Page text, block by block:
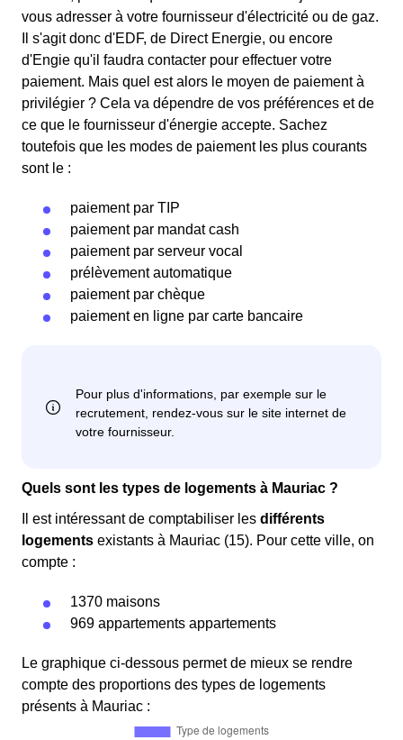
vous adresser à votre fournisseur d'électricité ou de gaz.
Il s'agit donc d'EDF, de Direct Energie, ou encore
d'Engie qu'il faudra contacter pour effectuer votre
paiement. Mais quel est alors le moyen de paiement à
privilégier ? Cela va dépendre de vos préférences et de
ce que le fournisseur d'énergie accepte. Sachez
toutefois que les modes de paiement les plus courants
sont le :
paiement par TIP
paiement par mandat cash
paiement par serveur vocal
prélèvement automatique
paiement par chèque
paiement en ligne par carte bancaire
Quels sont les types de logements à Mauriac ?
Il est intéressant de comptabiliser les différents
logements existants à Mauriac (15). Pour cette ville, on
compte :
1370 maisons
969 appartements appartements
Le graphique ci-dessous permet de mieux se rendre
compte des proportions des types de logements
présents à Mauriac :